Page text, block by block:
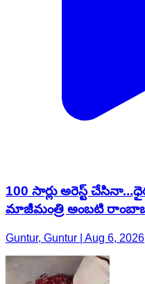
100 సార్లు అరెస్ట్
మాజీమంత్రి అంబటి
Guntur, Guntur | Aug 6, 2026